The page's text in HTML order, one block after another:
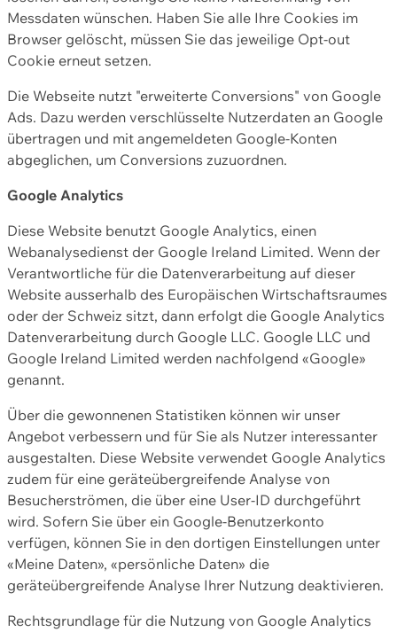
Messdaten wünschen. Haben Sie alle Ihre Cookies im
Browser gelöscht, müssen Sie das jeweilige Opt-out
Cookie erneut setzen.
Die Webseite nutzt "erweiterte Conversions" von Google
Ads. Dazu werden verschlüsselte Nutzerdaten an Google
übertragen und mit angemeldeten Google-Konten
abgeglichen, um Conversions zuzuordnen.
Google Analytics
Diese Website benutzt Google Analytics, einen
Webanalysedienst der Google Ireland Limited. Wenn der
Verantwortliche für die Datenverarbeitung auf dieser
Website ausserhalb des Europäischen Wirtschaftsraumes
oder der Schweiz sitzt, dann erfolgt die Google Analytics
Datenverarbeitung durch Google LLC. Google LLC und
Google Ireland Limited werden nachfolgend «Google»
genannt.
Über die gewonnenen Statistiken können wir unser
Angebot verbessern und für Sie als Nutzer interessanter
ausgestalten. Diese Website verwendet Google Analytics
zudem für eine geräteübergreifende Analyse von
Besucherströmen, die über eine User-ID durchgeführt
wird. Sofern Sie über ein Google-Benutzerkonto
verfügen, können Sie in den dortigen Einstellungen unter
«Meine Daten», «persönliche Daten» die
geräteübergreifende Analyse Ihrer Nutzung deaktivieren.
Rechtsgrundlage für die Nutzung von Google Analytics